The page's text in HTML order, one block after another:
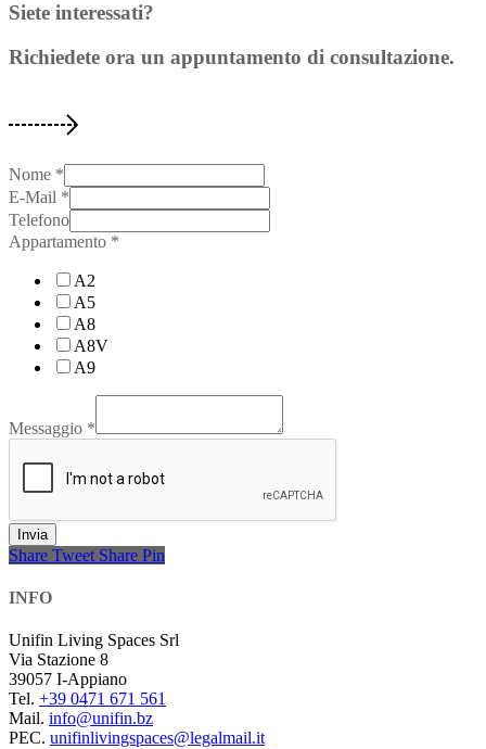
Siete interessati?
Richiedete ora un appuntamento di consultazione.
Nome *
E-Mail *
Telefono
Appartamento *
A2
A5
A8
A8V
A9
Messaggio *
Invia
Share Tweet Share Pin
INFO
Unifin Living Spaces Srl
Via Stazione 8
39057 I-Appiano
Tel. +39 0471 671 561
Mail. info@unifin.bz
PEC. unifinlivingspaces@legalmail.it